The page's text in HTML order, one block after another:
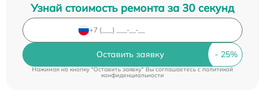
Узнай стоимость ремонта за 30 секунд
Оставить заявку
Нажимая на кнопку "Оставить заявку" Вы соглашаетесь cполитикой
конфиденциальности